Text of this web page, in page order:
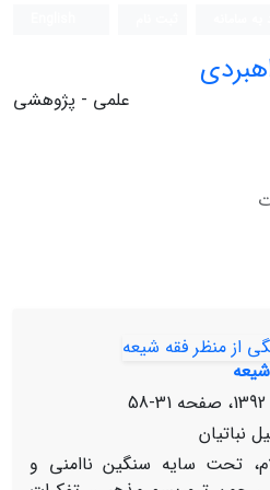
علمی - پژوهشی
31-58
نباتیان
تحت سایه سنگین ناامنی و